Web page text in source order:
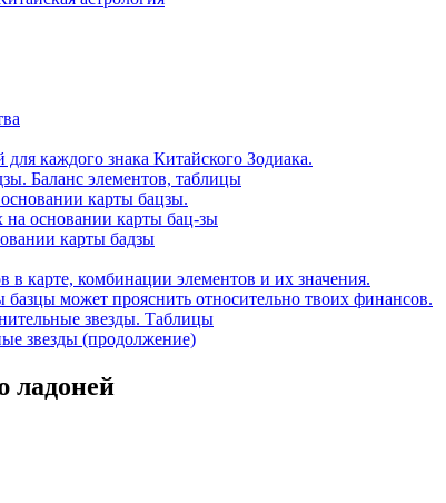
каждого знака Китайского Зодиака.
Баланс элементов, таблицы
карты бацзы.
на основании карты бац-зы
карты бадзы
карте, комбинации элементов и их значения.
может прояснить относительно твоих финансов.
звезды. Таблицы
звезды (продолжение)
ладоней